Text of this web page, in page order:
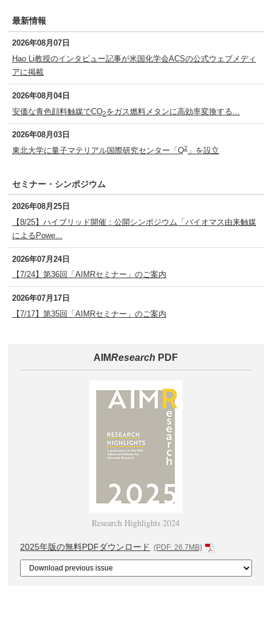
最新情報
2026年08月07日
Hao Li教授のインタビュー記事が米国化学会ACSの公式ウェブメディ
アに掲載
2026年08月04日
安価な青色顔料触媒でCO2をガス燃料メタンに高効率変換する...
2026年08月03日
東北大学に量子マテリアル国際研究センター「Q2」を設立
セミナー・シンポジウム
2026年08月25日
【8/25】ハイブリッド開催：公開シンポジウム「バイオマス由来触媒
によるPowe...
2026年07月24日
【7/24】第36回「AIMRセミナー」のご案内
2026年07月17日
【7/17】第35回「AIMRセミナー」のご案内
AIMResearch PDF
Research Highlights 2024
2025年版の無料PDFダウンロード (PDF: 26.7MB)